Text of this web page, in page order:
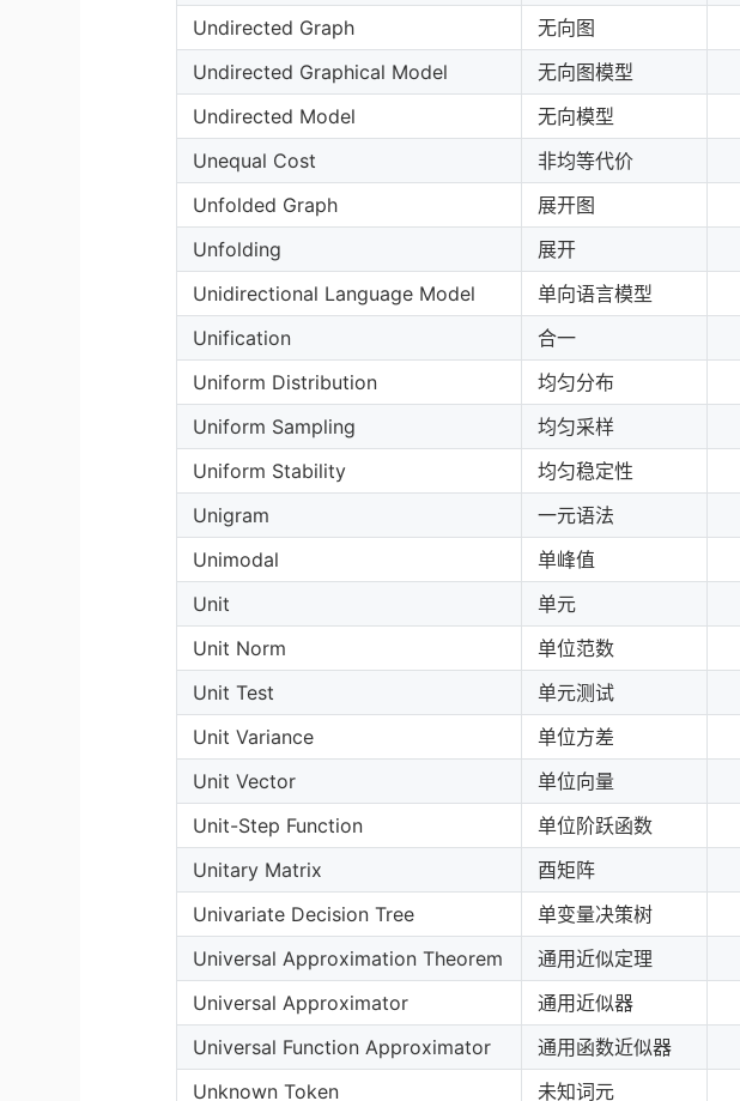
Undirected Graph
无向图
Undirected Graphical Model
无向图模型
Undirected Model
无向模型
Unequal Cost
非均等代价
Unfolded Graph
展开图
Unfolding
展开
Unidirectional Language Model
单向语言模型
Unification
合一
Uniform Distribution
均匀分布
Uniform Sampling
均匀采样
Uniform Stability
均匀稳定性
Unigram
一元语法
Unimodal
单峰值
Unit
单元
Unit Norm
单位范数
Unit Test
单元测试
Unit Variance
单位方差
Unit Vector
单位向量
Unit-Step Function
单位阶跃函数
Unitary Matrix
酉矩阵
Univariate Decision Tree
单变量决策树
Universal Approximation Theorem
通用近似定理
Universal Approximator
通用近似器
Universal Function Approximator
通用函数近似器
Unknown Token
未知词元